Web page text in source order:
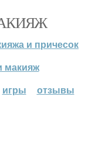
и причесок
макияж
игры отзывы